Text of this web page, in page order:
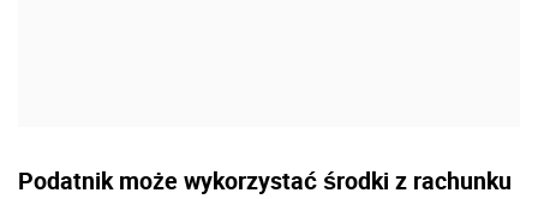
Podatnik może wykorzystać środki z rachunku